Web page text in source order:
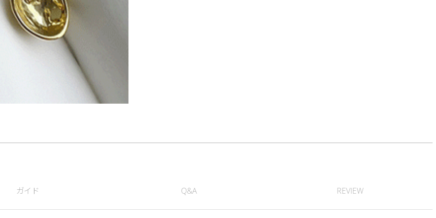
ガイド Q&A REVIEW